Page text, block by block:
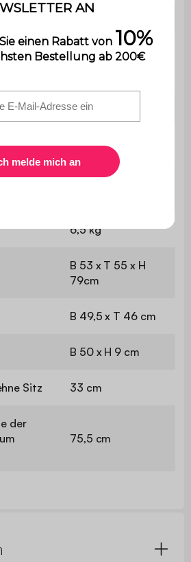
110 kg pro
Innenbereich
2 Jahre
Das Produkt wird
6,5 kg
B 53 x T 55 x H
79cm
B 49,5 x T 46 cm
B 50 x H 9 cm
Sitz 33 cm
der
75,5 cm